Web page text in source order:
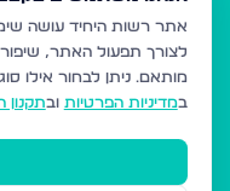
גבעת זאב
בית שמש
רכסים
מודיעין עילית
לצורך תפעול האתר, שיפור
מותאם. ניתן לבחור אילו
במדיניות הפרטיות ובתקנון